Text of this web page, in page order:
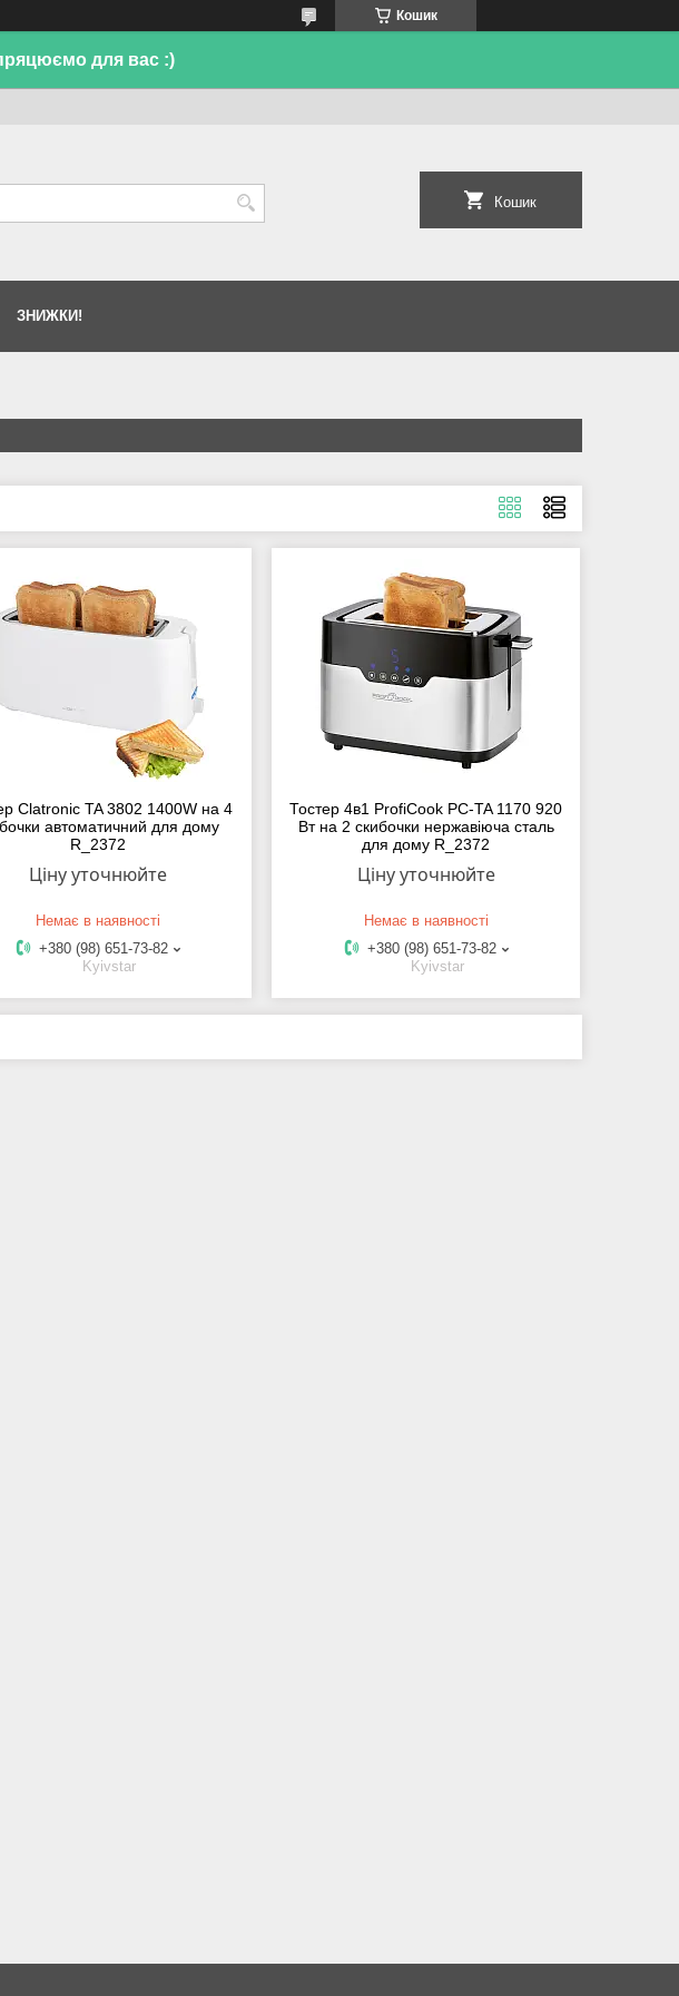
Кошик
для вас :)
Кошик
ЗНИЖКИ!
Clatronic TA 3802 1400W на 4
автоматичний для дому
R_2372
Ціну уточнюйте
Немає в наявності
+380 (98) 651-73-82
Kyivstar
Тостер 4в1 ProfiCook PC-TA 1170 920
Вт на 2 скибочки нержавіюча сталь
для дому R_2372
Ціну уточнюйте
Немає в наявності
+380 (98) 651-73-82
Kyivstar